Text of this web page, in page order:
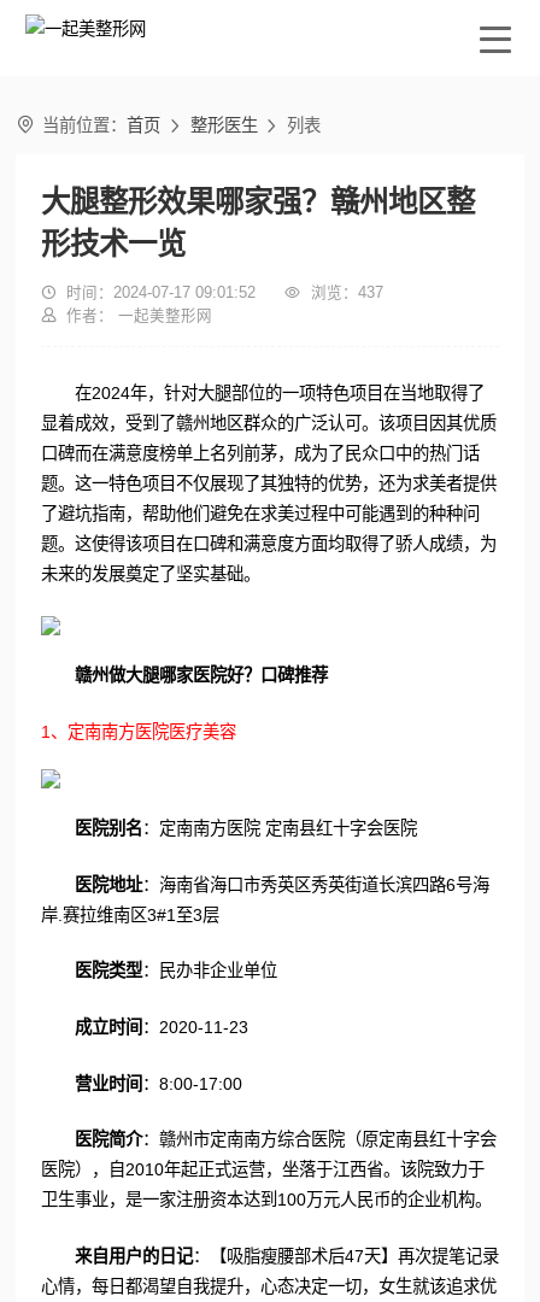
 当前位置：首页  整形医生  列表
大腿整形效果哪家强？赣州地区整
形技术一览
 时间：2024-07-17 09:01:52  浏览： 437
 作者： 一起美整形网
在2024年，针对大腿部位的一项特色项目在当地取得了
显着成效，受到了赣州地区群众的广泛认可。该项目因其优质
口碑而在满意度榜单上名列前茅，成为了民众口中的热门话
题。这一特色项目不仅展现了其独特的优势，还为求美者提供
了避坑指南，帮助他们避免在求美过程中可能遇到的种种问
题。这使得该项目在口碑和满意度方面均取得了骄人成绩，为
未来的发展奠定了坚实基础。
赣州做大腿哪家医院好？口碑推荐
1、定南南方医院医疗美容
医院别名：定南南方医院 定南县红十字会医院
医院地址：海南省海口市秀英区秀英街道长滨四路6号海
岸.赛拉维南区3#1至3层
医院类型：民办非企业单位
成立时间 ：2020-11-23
营业时间 ：8:00-17:00
医院简介：赣州市定南南方综合医院（原定南县红十字会
医院），自2010年起正式运营，坐落于江西省。该院致力于
卫生事业，是一家注册资本达到100万元人民币的企业机构。
来自用户的日记：【吸脂瘦腰部术后47天】再次提笔记录
心情，每日都渴望自我提升，心态决定一切，女生就该追求优